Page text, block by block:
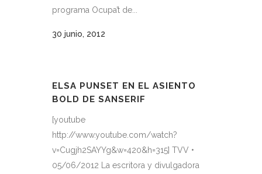
programa Ocupa’t de...
30 junio, 2012
ELSA PUNSET EN EL ASIENTO
BOLD DE SANSERIF
[youtube
http://www.youtube.com/watch?
v=Cugjh2SAYYg&w=420&h=315] TVV •
05/06/2012 La escritora y divulgadora